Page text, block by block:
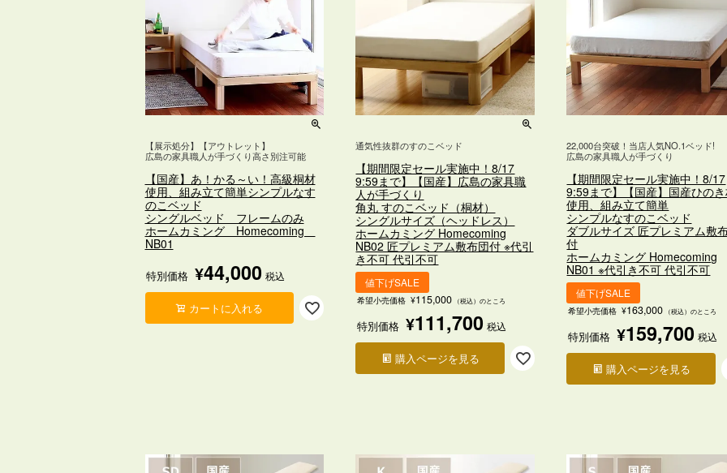
【展示処分】【アウトレット】
広島の家具職人が手づくり高さ別注可能
【国産】あ！かる～い！高級桐材
使用、組み立て簡単シンプルなす
のこベッド
シングルベッド フレームのみ
ホームカミング Homecoming
NB01
特別価格 ¥44,000 税込
カートに入れる
通気性抜群のすのこベッド
【期間限定セール実施中！8/17
9:59まで】【国産】広島の家具職
人が手づくり
角丸 すのこベッド（桐材）
シングルサイズ（ヘッドレス）
ホームカミング Homecoming
NB02 匠プレミアム敷布団付 ※代引
き不可 代引不可
値下げSALE
希望小売価格 ¥115,000 （税込）のところ
特別価格 ¥111,700 税込
購入ページを見る
22,000台突破！当店人気NO.1ベッド!
広島の家具職人が手づくり
【期間限定セール実施中！8/17
9:59まで】【国産】国産ひの
使用、組み立て簡単
シンプルなすのこベッド
ダブルサイズ 匠プレミアム敷
付
ホームカミング Homecoming
NB01 ※代引き不可 代引不可
値下げSALE
希望小売価格 ¥163,000 （税込）のところ
特別価格 ¥159,700 税込
購入ページを見る